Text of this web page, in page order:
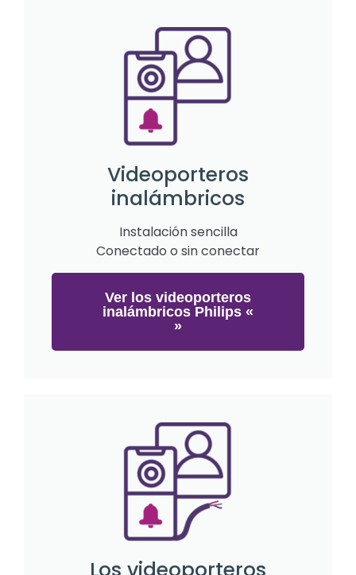
Videoporteros
inalámbricos
Instalación sencilla
Conectado o sin conectar
Ver los videoporteros
inalámbricos Philips «
»